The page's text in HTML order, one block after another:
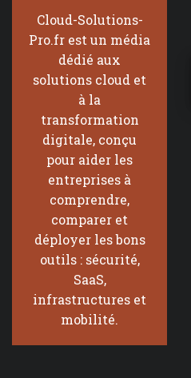
Cloud-Solutions-
Pro.fr est un média
dédié aux
solutions cloud et
à la
transformation
digitale, conçu
pour aider les
entreprises à
comprendre,
comparer et
déployer les bons
outils : sécurité,
SaaS,
infrastructures et
mobilité.